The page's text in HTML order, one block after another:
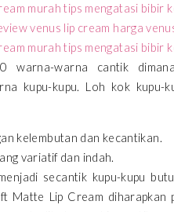
warna cantik dimana
kupu-kupu. Loh kok kupu-
kelembutan dan kecantikan.
variatif dan indah.
secantik kupu-kupu
Matte Lip Cream diharapkan